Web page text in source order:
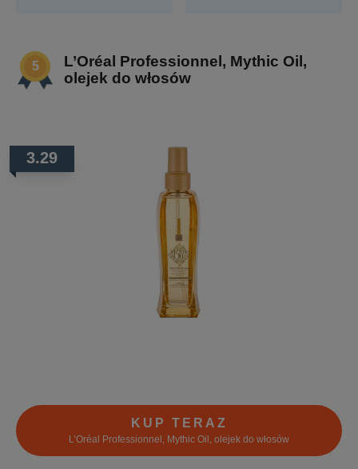
L’Oréal Professionnel, Mythic Oil,
olejek do włosów
3.29
KUP TERAZ
L’Oréal Professionnel, Mythic Oil, olejek do włosów